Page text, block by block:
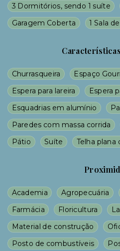
3 Dormitórios, sendo 1 suíte
Garagem Coberta
1 Sala
Churrasqueira
Espaço
Espera para lareira
Espera
Esquadrias em alumínio
Paredes com massa corrida
Pátio
Suíte Telha plana
Academia Agropecuária
Farmácia
Floricultura
Material de construção
Posto de combustíveis